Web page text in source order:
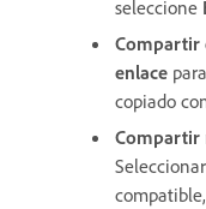
seleccione
Compartir
enlace
copiado
Compartir